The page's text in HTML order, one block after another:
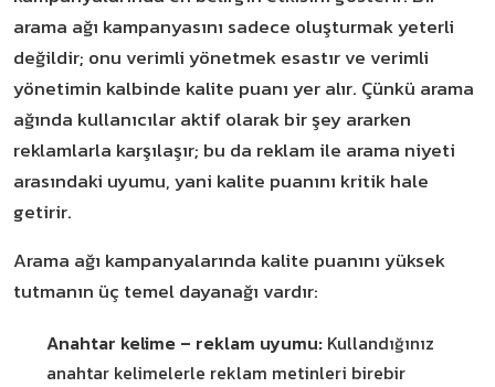
arama ağı kampanyasını sadece oluşturmak yeterli
değildir; onu verimli yönetmek esastır ve verimli
yönetimin kalbinde kalite puanı yer alır. Çünkü arama
ağında kullanıcılar aktif olarak bir şey ararken
reklamlarla karşılaşır; bu da reklam ile arama niyeti
arasındaki uyumu, yani kalite puanını kritik hale
getirir.
Arama ağı kampanyalarında kalite puanını yüksek
tutmanın üç temel dayanağı vardır:
Anahtar kelime – reklam uyumu: Kullandığınız
anahtar kelimelerle reklam metinleri birebir